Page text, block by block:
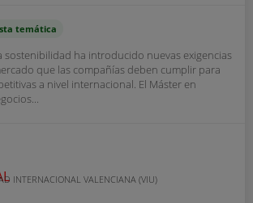
temática
sostenibilidad ha introducido nuevas exigencias
que las compañías deben cumplir para
a nivel internacional. El Máster en
INTERNACIONAL VALENCIANA (VIU)